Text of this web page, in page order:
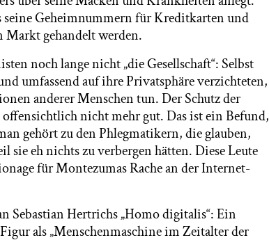
Geheimnummern für Kreditkarten und
Markt gehandelt werden.
noch lange nicht „die Gesellschaft“: Selbst
umfassend auf ihre Privatsphäre verzichteten,
anderer Menschen tun. Der Schutz der
nicht mehr gut. Das ist ein Befund,
gehört zu den Phlegmatikern, die glauben,
sie eh nichts zu verbergen hätten. Diese Leute
für Montezumas Rache an der Internet-
Hertrichs „Homo digitalis“: Ein
als „Menschenmaschine im Zeitalter der